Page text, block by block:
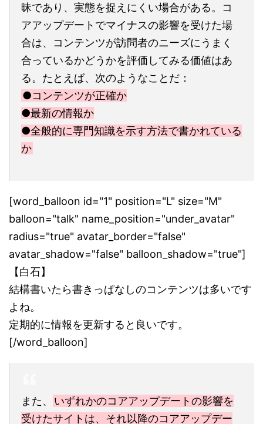
昧であり、実態を捉えにくい場合がある。コ
アアップデートでマイナスの影響を受けた場
合は、コンテンツが訪問者のニーズにうまく
合っているかどうかを評価してみる価値はあ
る。たとえば、次のようなことだ：
●コンテンツが正確か
●最新の情報か
●全般的に専門知識を示す方法で書かれている
か
[word_balloon id="1" position="L" size="M"
balloon="talk" name_position="under_avatar"
radius="true" avatar_border="false"
avatar_shadow="false" balloon_shadow="true"]
【白石】
結構書いたら書きっぱなしのコンテンツは多いです
よね。
定期的に情報を更新すると良いです。
[/word_balloon]
また、
いずれかのコアアップデートの影響を
受けたサイトは、それ以降のコアアップデー